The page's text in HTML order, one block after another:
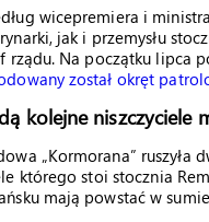
wicepremiera i
jak i przemysłu
rządu. Na początku lipca
został okręt
kolejne niszczyciele
„Kormorana”
którego stoi stocznia
mają powstać w